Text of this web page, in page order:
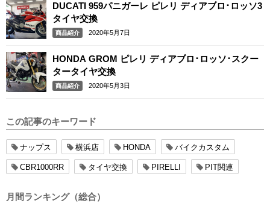
DUCATI 959パニガーレ ピレリ ディアブロ･ロッソ3
タイヤ交換
商品紹介 2020年5月7日
HONDA GROM ピレリ ディアブロ･ロッソ･スクー
タータイヤ交換
商品紹介 2020年5月3日
この記事のキーワード
ナップス 横浜店 HONDA バイクカスタム
CBR1000RR タイヤ交換 PIRELLI PIT関連
月間ランキング（総合）